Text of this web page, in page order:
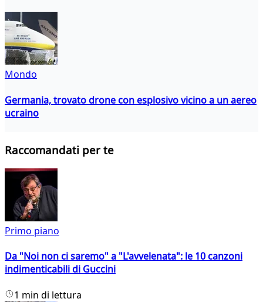
Mondo
Germania, trovato drone con esplosivo vicino a un aereo
ucraino
Raccomandati per te
Primo piano
Da "Noi non ci saremo" a "L'avvelenata": le 10 canzoni
indimenticabili di Guccini
1 min di lettura